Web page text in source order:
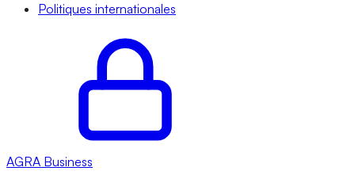
Politiques internationales
AGRA Business